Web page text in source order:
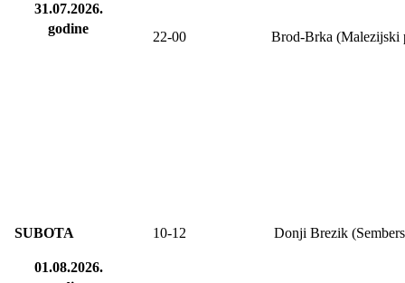
31.07.2026.
godine
22-00 Brod-Brka (Malezijski
SUBOTA
01.08.2026.
10-12 Donji Brezik